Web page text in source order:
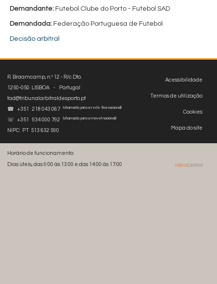
Demandante: Futebol Clube do Porto - Futebol SAD
Demandada: Federação Portuguesa de Futebol
Decisão arbitral
Acessibilidade
Termos de utilização
Cookies
Mapa do site
R. Braamcamp, n.º 12 - R/c Dto.
1250-050 LISBOA - Portugal
tad@tribunalarbitraldesporto.pt
☎ +351 218 043 067
(chamada para a rede fixa nacional)
☏ +351 934 000 792 (chamada para a móvel nacional)
NIPC: PT 513 632 590
Horário de funcionamento:
Dias úteis, das 9:00 às 13:00 e das 14:00 às 17:00